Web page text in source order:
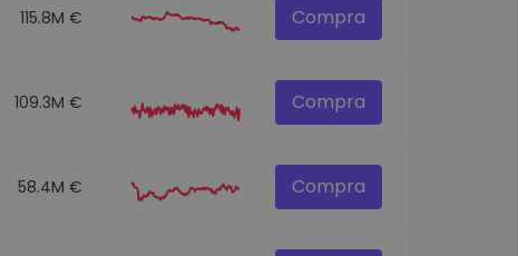
115.8M € Compra
109.3M € Compra
58.4M € Compra